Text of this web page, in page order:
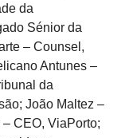
da
Sénior da
– Counsel,
Antunes –
da
João Maltez –
CEO, ViaPorto;